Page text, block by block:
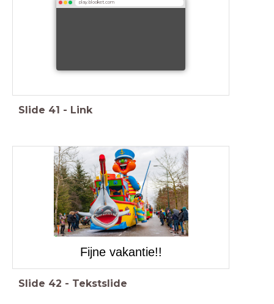
play.blooket.com
Slide 41 - Link
Fijne vakantie!!
Slide 42 - Tekstslide